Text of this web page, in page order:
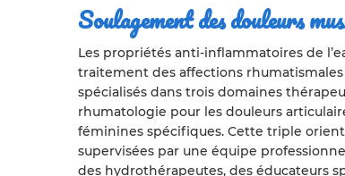
Soulagement des douleurs
Les propriétés anti-inflammatoires de
traitement des affections
spécialisés dans trois domaines
rhumatologie pour les douleurs
féminines spécifiques. Cette triple
supervisées par une équipe
des hydrothérapeutes, des éducateurs